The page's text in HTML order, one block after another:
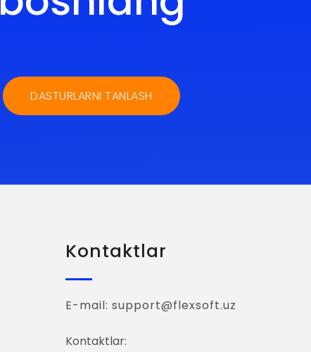
DASTURLARNI TANLASH
Kontaktlar
E-mail: support@flexsoft.uz
Kontaktlar: